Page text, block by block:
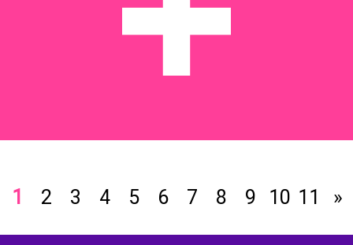
1 2 3 4 5 6 7 8 9 10 11 »